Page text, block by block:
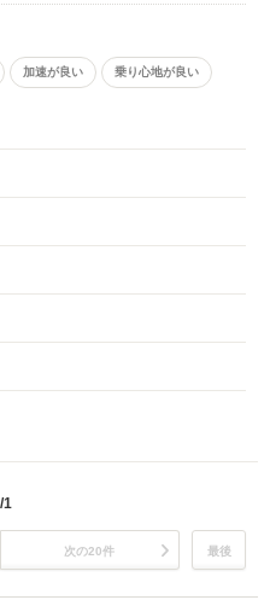
加速が良い 乗り心地が良い
/1
次の20件 最後